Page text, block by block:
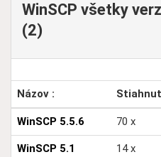
WinSCP všetky
(2)
Názov :
WinSCP 5.5.6 70 x
WinSCP 5.1 14 x